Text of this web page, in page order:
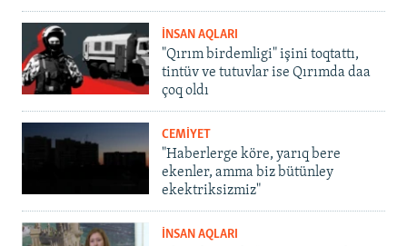
İNSAN AQLARI
"Qırım birdemligi" işini toqtattı,
tintüv ve tutuvlar ise Qırımda daa
çoq oldı
CEMİYET
"Haberlerge köre, yarıq bere
ekenler, amma biz bütünley
ekektriksizmiz"
İNSAN AQLARI